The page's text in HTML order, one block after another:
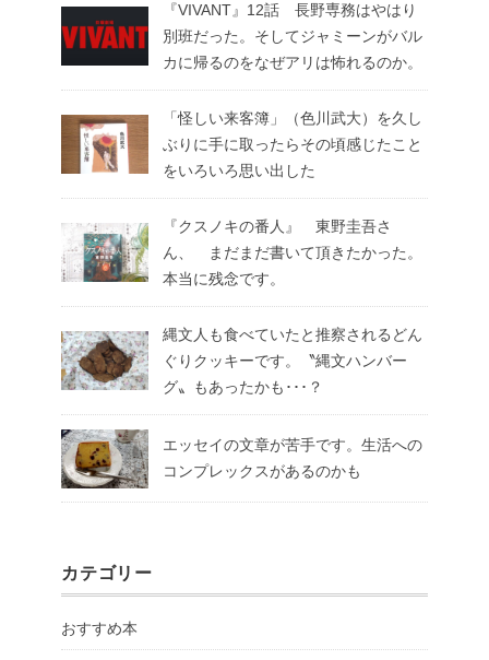
『VIVANT』12話 長野専務はやはり
別班だった。そしてジャミーンがバル
カに帰るのをなぜアリは怖れるのか。
「怪しい来客簿」（色川武大）を久し
ぶりに手に取ったらその頃感じたこと
をいろいろ思い出した
『クスノキの番人』 東野圭吾さ
ん、 まだまだ書いて頂きたかった。
本当に残念です。
縄文人も食べていたと推察されるどん
ぐりクッキーです。〝縄文ハンバー
グ〟もあったかも･･･？
エッセイの文章が苦手です。生活への
コンプレックスがあるのかも
カテゴリー
おすすめ本